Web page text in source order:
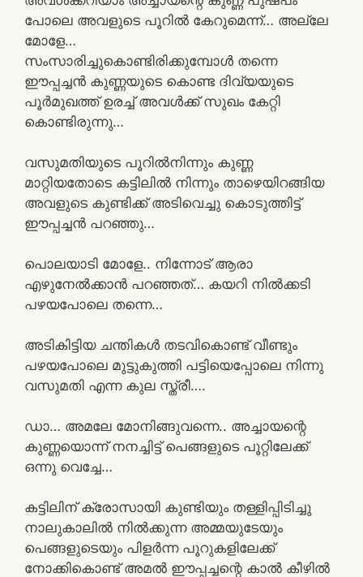
പോലെ അവളുടെ പൂറിൽ കേറുമെന്ന്… അല്ലേ
മോളേ…
സംസാരിച്ചുകൊണ്ടിരിക്കുമ്പോൾ തന്നെ
ഈപ്പച്ചൻ കുണ്ണയുടെ കൊണ്ട ദിവ്യയുടെ
പൂർമുഖത്ത് ഉരച്ച് അവൾക്ക് സുഖം കേറ്റി
കൊണ്ടിരുന്നു…
വസുമതിയുടെ പൂറിൽനിന്നും കുണ്ണ
മാറ്റിയതോടെ കട്ടിലിൽ നിന്നും താഴെയിറങ്ങിയ
അവളുടെ കുണ്ടിക്ക് അടിവെച്ചു കൊടുത്തിട്ട്
ഈപ്പച്ചൻ പറഞ്ഞു…
പൊലയാടി മോളേ.. നിന്നോട് ആരാ
എഴുനേൽക്കാൻ പറഞ്ഞത്… കയറി നിൽക്കടി
പഴയപോലെ തന്നെ…
അടികിട്ടിയ ചന്തികൾ തടവികൊണ്ട് വീണ്ടും
പഴയപോലെ മുട്ടുകുത്തി പട്ടിയെപ്പോലെ നിന്നു
വസുമതി എന്ന കുല സ്ത്രീ….
ഡാ… അമലേ മോനിങ്ങുവന്നെ.. അച്ചായന്റെ
കുണ്ണയൊന്ന് നനച്ചിട്ട് പെങ്ങളുടെ പൂറ്റിലേക്ക്
ഒന്നു വെച്ചേ…
കട്ടിലിന് ക്രോസായി കുണ്ടിയും തള്ളിപ്പിടിച്ചു
നാലുകാലിൽ നിൽക്കുന്ന അമ്മയുടേയും
പെങ്ങളുടെയും പിളർന്ന പൂറുകളിലേക്ക്
നോക്കികൊണ്ട് അമൽ ഈപ്പച്ചന്റെ കാൽ കീഴിൽ